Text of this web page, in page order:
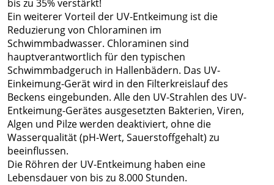
bis zu 35% verstärkt!
Ein weiterer Vorteil der UV-Entkeimung ist die
Reduzierung von Chloraminen im
Schwimmbadwasser. Chloraminen sind
hauptverantwortlich für den typischen
Schwimmbadgeruch in Hallenbädern. Das UV-
Einkeimung-Gerät wird in den Filterkreislauf des
Beckens eingebunden. Alle den UV-Strahlen des UV-
Entkeimung-Gerätes ausgesetzten Bakterien, Viren,
Algen und Pilze werden deaktiviert, ohne die
Wasserqualität (pH-Wert, Sauerstoffgehalt) zu
beeinflussen.
Die Röhren der UV-Entkeimung haben eine
Lebensdauer von bis zu 8.000 Stunden.